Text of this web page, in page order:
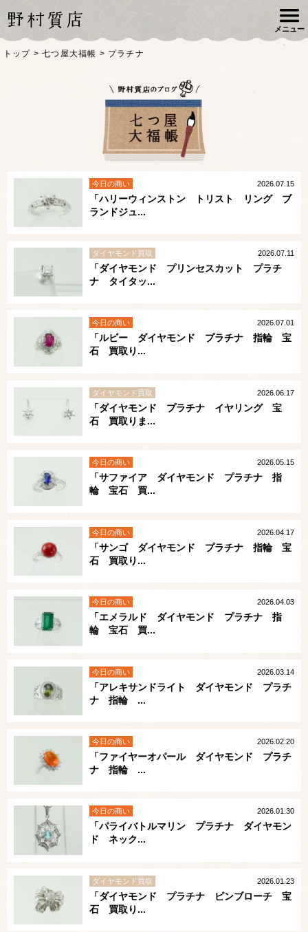
メニュー
トップ >七つ屋大福帳 > プラチナ
今日の商い 2026.07.15
「ハリーウィンストン トリスト リング ブ
ランドジュ...
ダイヤモンド買取 2026.07.11
「ダイヤモンド プリンセスカット プラチ
ナ タイタッ...
今日の商い 2026.07.01
「ルビー ダイヤモンド プラチナ 指輪 宝
石 買取り...
ダイヤモンド買取 2026.06.17
「ダイヤモンド プラチナ イヤリング 宝
石 買取りま...
今日の商い 2026.05.15
「サファイア ダイヤモンド プラチナ 指
輪 宝石 買...
今日の商い 2026.04.17
「サンゴ ダイヤモンド プラチナ 指輪 宝
石 買取り...
今日の商い 2026.04.03
「エメラルド ダイヤモンド プラチナ 指
輪 宝石 買...
今日の商い 2026.03.14
「アレキサンドライト ダイヤモンド プラチ
ナ 指輪 ...
今日の商い 2026.02.20
「ファイヤーオパール ダイヤモンド プラチ
ナ 指輪 ...
今日の商い 2026.01.30
「パライバトルマリン プラチナ ダイヤモン
ド ネック...
ダイヤモンド買取 2026.01.23
「ダイヤモンド プラチナ ピンブローチ 宝
石 買取り...